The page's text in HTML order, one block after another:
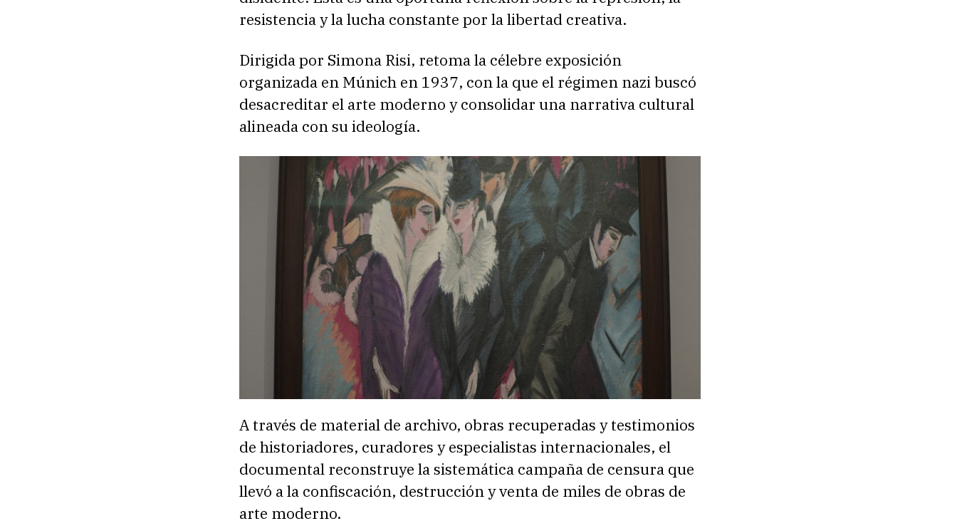
resistencia y la lucha constante por la libertad creativa.
Dirigida por Simona Risi, retoma la célebre exposición
organizada en Múnich en 1937, con la que el régimen nazi buscó
desacreditar el arte moderno y consolidar una narrativa cultural
alineada con su ideología.
A través de material de archivo, obras recuperadas y testimonios
de historiadores, curadores y especialistas internacionales, el
documental reconstruye la sistemática campaña de censura que
llevó a la confiscación, destrucción y venta de miles de obras de
arte moderno.